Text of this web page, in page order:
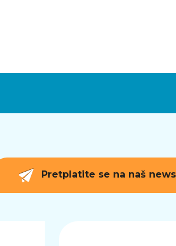
Pretplatite se na naš